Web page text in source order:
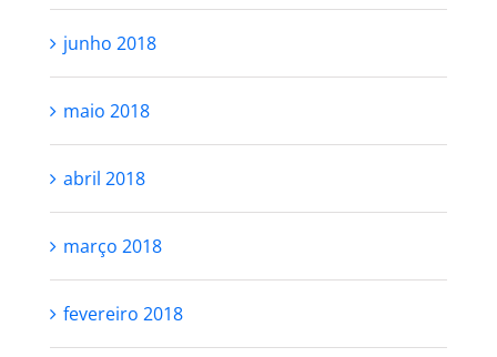
junho 2018
maio 2018
abril 2018
março 2018
fevereiro 2018